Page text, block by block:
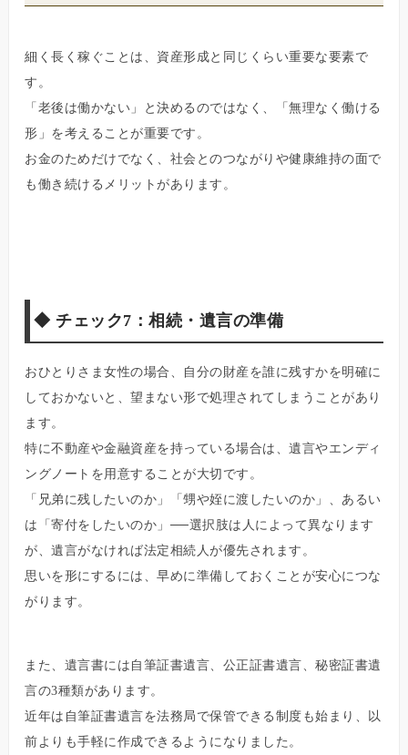
細く長く稼ぐことは、資産形成と同じくらい重要な要素で
す。
「老後は働かない」と決めるのではなく、「無理なく働ける
形」を考えることが重要です。
お金のためだけでなく、社会とのつながりや健康維持の面で
も働き続けるメリットがあります。
◆ チェック7：相続・遺言の準備
おひとりさま女性の場合、自分の財産を誰に残すかを明確に
しておかないと、望まない形で処理されてしまうことがあり
ます。
特に不動産や金融資産を持っている場合は、遺言やエンディ
ングノートを用意することが大切です。
「兄弟に残したいのか」「甥や姪に渡したいのか」、あるい
は「寄付をしたいのか」──選択肢は人によって異なります
が、遺言がなければ法定相続人が優先されます。
思いを形にするには、早めに準備しておくことが安心につな
がります。
また、遺言書には自筆証書遺言、公正証書遺言、秘密証書遺
言の3種類があります。
近年は自筆証書遺言を法務局で保管できる制度も始まり、以
前よりも手軽に作成できるようになりました。